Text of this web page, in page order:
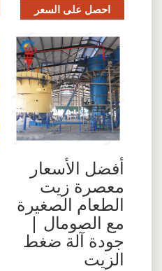
احصل على السعر
أفضل الأسعار
معصرة زيت
الطعام الصغيرة
مع الصومال |
جودة آلة ضغط
الزيت